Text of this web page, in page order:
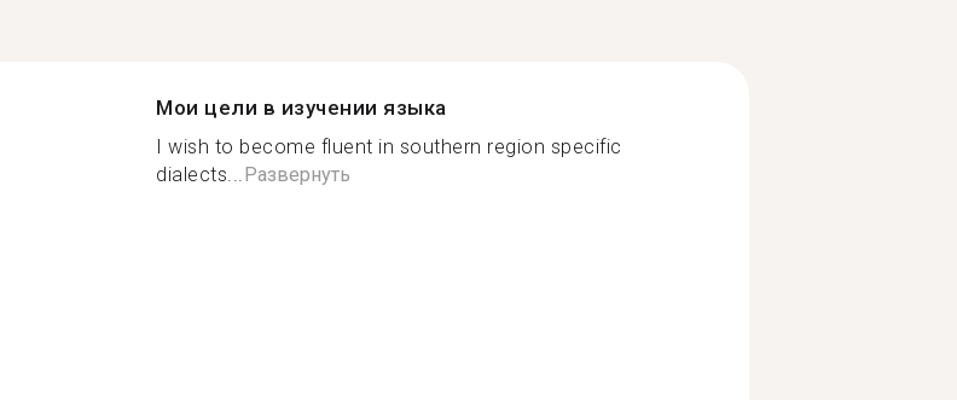
Мои цели в изучении языка
I wish to become fluent in southern region specific
dialects... Развернуть